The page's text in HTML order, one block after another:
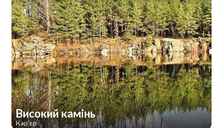
Високий камінь
Кар'єр